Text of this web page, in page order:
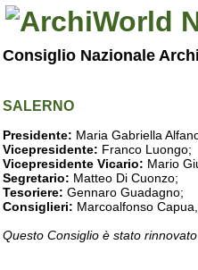
Consiglio Nazionale
SALERNO
Presidente: Maria Gabriella
Vicepresidente: Franco Luongo;
Vicepresidente Vicario: Mario
Segretario: Matteo Di Cuonzo;
Tesoriere: Gennaro Guadagno;
Consiglieri: Marcoalfonso
Questo Consiglio è stato